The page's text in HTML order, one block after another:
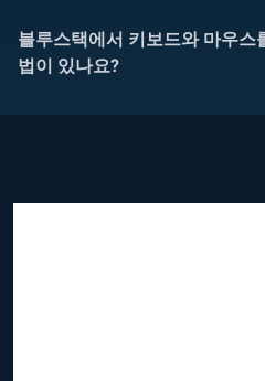
블루스택에서 키보드와 마우스
법이 있나요?